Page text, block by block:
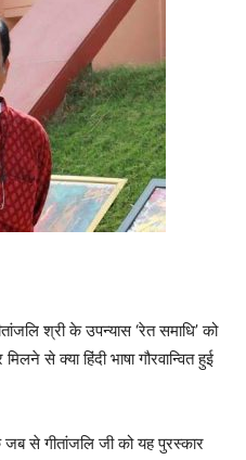
श्री के उपन्यास ‘रेत समाधि’ को
से क्या हिंदी भाषा गौरवान्वित हुई
जब से गीतांजलि जी को यह पुरस्कार